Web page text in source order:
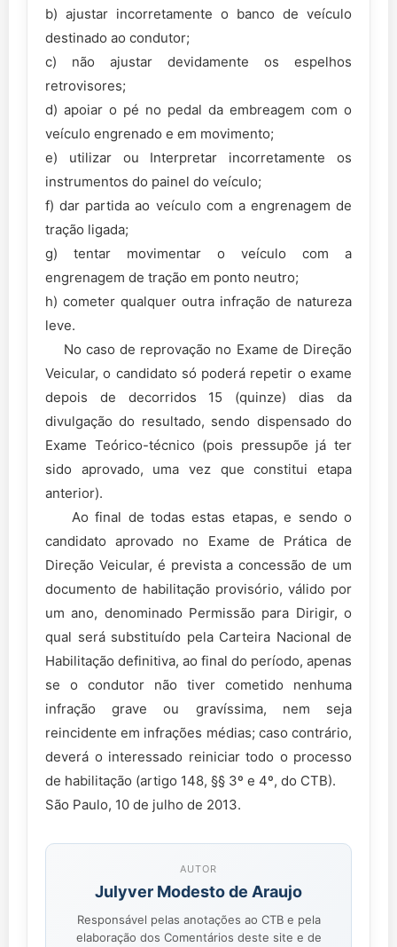
b) ajustar incorretamente o banco de veículo
destinado ao condutor;
c) não ajustar devidamente os espelhos
retrovisores;
d) apoiar o pé no pedal da embreagem com o
veículo engrenado e em movimento;
e) utilizar ou Interpretar incorretamente os
instrumentos do painel do veículo;
f) dar partida ao veículo com a engrenagem de
tração ligada;
g) tentar movimentar o veículo com a
engrenagem de tração em ponto neutro;
h) cometer qualquer outra infração de natureza
leve.
No caso de reprovação no Exame de Direção
Veicular, o candidato só poderá repetir o exame
depois de decorridos 15 (quinze) dias da
divulgação do resultado, sendo dispensado do
Exame Teórico-técnico (pois pressupõe já ter
sido aprovado, uma vez que constitui etapa
anterior).
Ao final de todas estas etapas, e sendo o
candidato aprovado no Exame de Prática de
Direção Veicular, é prevista a concessão de um
documento de habilitação provisório, válido por
um ano, denominado Permissão para Dirigir, o
qual será substituído pela Carteira Nacional de
Habilitação definitiva, ao final do período, apenas
se o condutor não tiver cometido nenhuma
infração grave ou gravíssima, nem seja
reincidente em infrações médias; caso contrário,
deverá o interessado reiniciar todo o processo
de habilitação (artigo 148, §§ 3º e 4º, do CTB).
São Paulo, 10 de julho de 2013.
AUTOR
Julyver Modesto de Araujo
Responsável pelas anotações ao CTB e pela
elaboração dos Comentários deste site e de